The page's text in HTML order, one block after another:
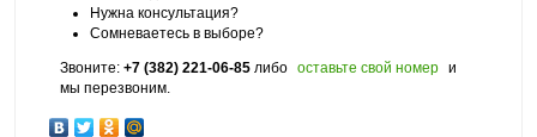
Нужна консультация?
Сомневаетесь в выборе?
Звоните: +7 (382) 221-06-85 либо оставьте свой номер и
мы перезвоним.